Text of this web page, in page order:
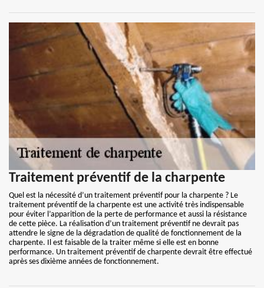
Traitement préventif de la charpente
Quel est la nécessité d’un traitement préventif pour la charpente ? Le
traitement préventif de la charpente est une activité très indispensable
pour éviter l’apparition de la perte de performance et aussi la résistance
de cette pièce. La réalisation d’un traitement préventif ne devrait pas
attendre le signe de la dégradation de qualité de fonctionnement de la
charpente. Il est faisable de la traiter même si elle est en bonne
performance. Un traitement préventif de charpente devrait être effectué
après ses dixième années de fonctionnement.